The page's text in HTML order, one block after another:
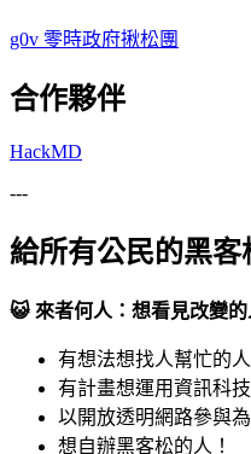
g0v 零時政府揪松團
合作夥伴
HackMD
---
給所有公民的黑客
😺 來者何人：想看見改變的
有想法想找人幫忙的人
有計畫想運用資訊科技
以開放透明網路參與
想自辦黑客松的人！